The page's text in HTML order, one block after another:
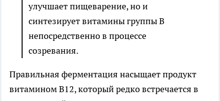
улучшает пищеварение, но и
синтезирует витамины группы B
непосредственно в процессе
созревания.
Правильная ферментация насыщает продукт
витамином B12, который редко встречается в